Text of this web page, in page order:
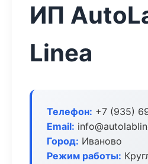
ИП
Linea
Телефон: +7 (935)
Email:
Город: Иваново
Режим работы: